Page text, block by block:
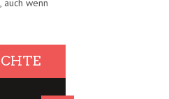
auch wenn